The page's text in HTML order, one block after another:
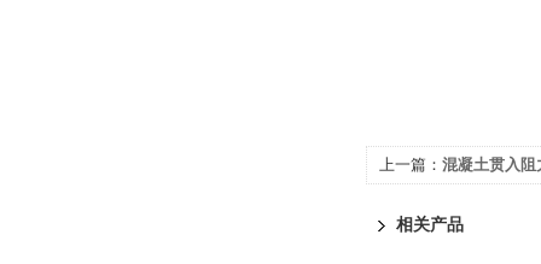
上一篇： 混凝土贯入阻
相关产品